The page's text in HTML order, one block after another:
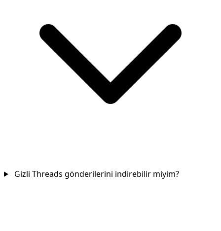
Gizli Threads gönderilerini indirebilir miyim?